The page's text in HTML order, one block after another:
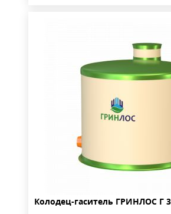
Колодец-гаситель ГРИНЛОС Г